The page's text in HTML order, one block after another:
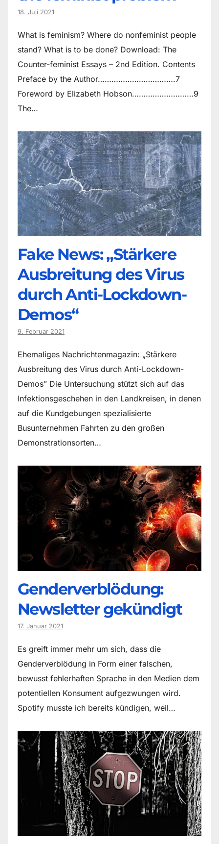
18. Juli 2021
What is feminism? Where do non­feminist people
stand? What is to be done? Download: The
Counter-feminist Essays – 2nd Edition. Contents
Preface by the Author…………………………….7
Foreword by Elizabeth Hobson………………………9
The…
Fake News: „Stärkere
Ausbreitung des Virus
durch Anti-Lockdown-
Demos“
9. Februar 2021
Ehemaliges Nachrichtenmagazin: „Stärkere
Ausbreitung des Virus durch Anti-Lockdown-
Demos” Die Untersuchung stützt sich auf das
Infektionsgeschehen in den Landkreisen, in denen
auf die Kundgebungen spezialisierte
Busunternehmen Fahrten zu den großen
Demonstrationsorten…
Genderverblödung:
Newsletter gekündigt
17. Januar 2021
Es greift immer mehr um sich, dass die
Genderverblödung in Form einer falschen,
bewusst fehlerhaften Sprache in den Medien dem
potentiellen Konsument aufgezwungen wird.
Spotify musste ich bereits kündigen, weil…